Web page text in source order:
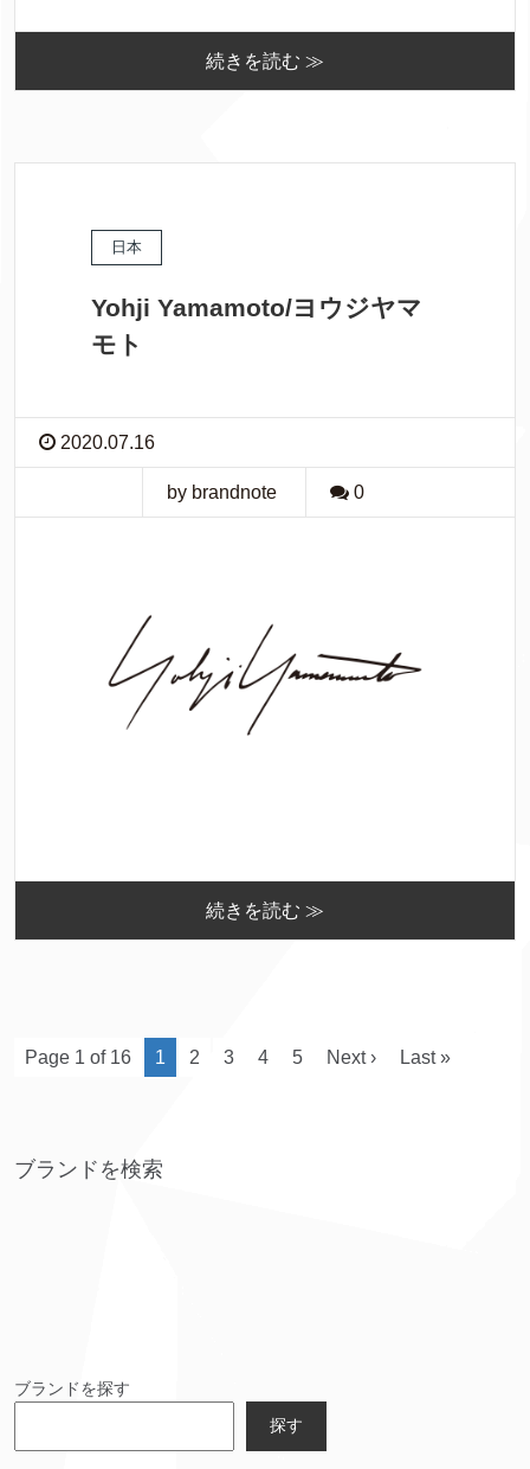
続きを読む ≫
日本
Yohji Yamamoto/ヨウジヤマ
モト
2020.07.16
by brandnote 0
続きを読む ≫
Page 1 of 16 1 2 3 4 5 Next › Last »
ブランドを検索
ブランドを探す
探す